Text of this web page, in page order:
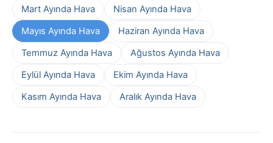
Mart Ayında Hava
Nisan Ayında Hava
Mayıs Ayında Hava
Haziran Ayında Hava
Temmuz Ayında Hava
Ağustos Ayında Hava
Eylül Ayında Hava
Ekim Ayında Hava
Kasım Ayında Hava
Aralık Ayında Hava